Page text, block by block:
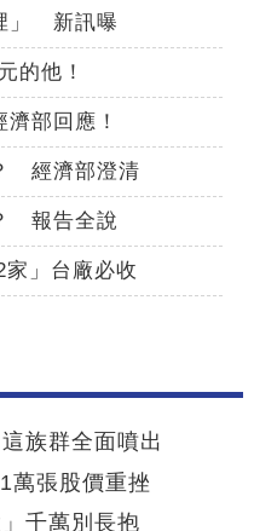
」 新訊曝
的他！
部回應！
經濟部澄清
報告全說
」台廠必收
族群全面噴出
張股價重挫
千萬別長抱